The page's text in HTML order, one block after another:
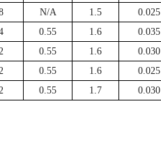
N/A 1.5 0.025
0.55 1.6 0.035
0.55 1.6 0.030
0.55 1.6 0.025
0.55 1.7 0.030